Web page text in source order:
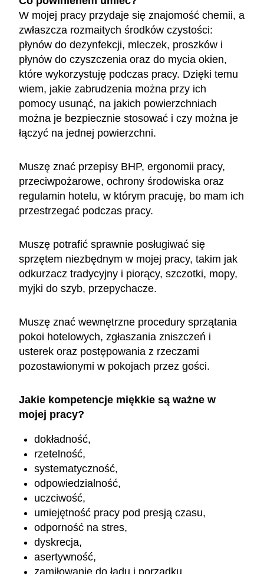
W mojej pracy przydaje się znajomość chemii, a
zwłaszcza rozmaitych środków czystości:
płynów do dezynfekcji, mleczek, proszków i
płynów do czyszczenia oraz do mycia okien,
które wykorzystuję podczas pracy. Dzięki temu
wiem, jakie zabrudzenia można przy ich
pomocy usunąć, na jakich powierzchniach
można je bezpiecznie stosować i czy można je
łączyć na jednej powierzchni.
Muszę znać przepisy BHP, ergonomii pracy,
przeciwpożarowe, ochrony środowiska oraz
regulamin hotelu, w którym pracuję, bo mam ich
przestrzegać podczas pracy.
Muszę potrafić sprawnie posługiwać się
sprzętem niezbędnym w mojej pracy, takim jak
odkurzacz tradycyjny i piorący, szczotki, mopy,
myjki do szyb, przepychacze.
Muszę znać wewnętrzne procedury sprzątania
pokoi hotelowych, zgłaszania zniszczeń i
usterek oraz postępowania z rzeczami
pozostawionymi w pokojach przez gości.
Jakie kompetencje miękkie są ważne w
mojej pracy?
dokładność,
rzetelność,
systematyczność,
odpowiedzialność,
uczciwość,
umiejętność pracy pod presją czasu,
odporność na stres,
dyskrecja,
asertywność,